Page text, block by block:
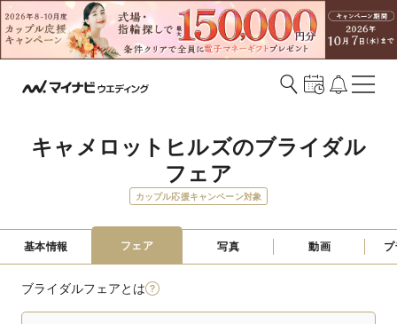
キャメロットヒルズのブライダル
フェア
カップル応援キャンペーン対象
基本情報 フェア 写真 動画
ブライダルフェアとは